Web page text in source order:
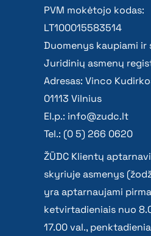
PVM mokėtojo kodas:
LT100015583514
Duomenys kaupiami ir
Juridinių asmenų
Adresas: Vinco
01113 Vilnius
El.p.: info@zudc.lt
Tel.: (0 5) 266 0620
ŽŪDC Klientų
skyriuje asmenys
yra aptarnaujami
ketvirtadieniais nuo
17.00 val.,